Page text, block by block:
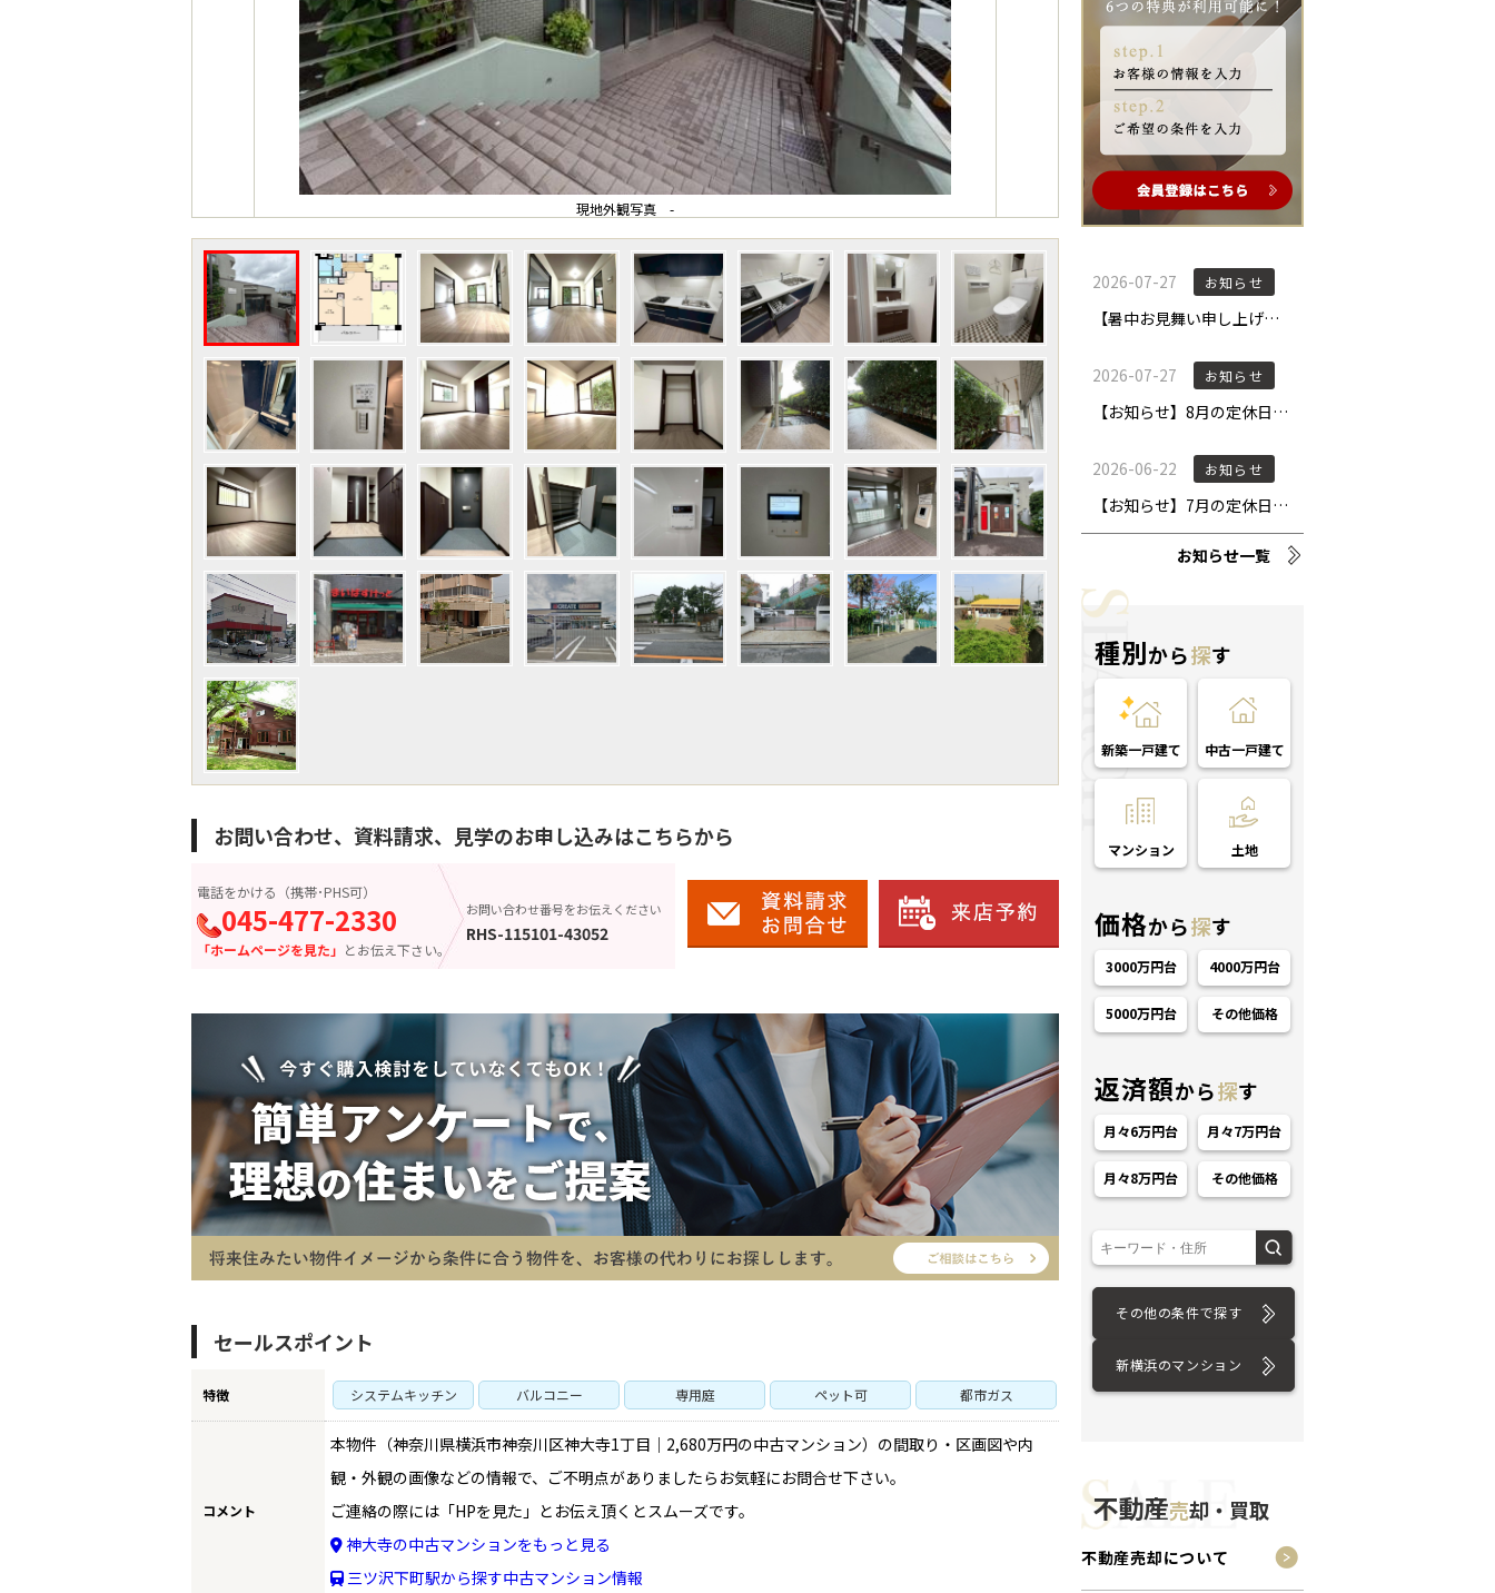
TOP
トップページ
SEARCH
新横浜のマンション
買いたい 売りたい
RENT
借りたい
LEASE BACK
リースバック
INHERITANCE
不動産相続
現地外観写真 -
お問い合わせ、資料請求、見学のお申し込みはこちらから
電話をかける（携帯･PHS可）
045-477-2330
「ホームページを見た」 とお伝え下さい。
お問い合わせ番号をお伝えください
RHS-115101-43052
セールスポイント
特徴 システムキッチン バルコニー 専用庭 ペット可 都市ガス
コメント
本物件（神奈川県横浜市神奈川区神大寺1丁目｜2,680万円の中古マンション）の間取り・区画図や内
観・外観の画像などの情報で、ご不明点がありましたらお気軽にお問合せ下さい。
ご連絡の際には「HPを見た」とお伝え頂くとスムーズです。
神大寺の中古マンションをもっと見る
三ツ沢下町駅から探す中古マンション情報
お知らせ一覧
種別から探す
新築一戸建て 中古一戸建て
マンション 土地
価格から探す
3000万円台 4000万円台
5000万円台 その他価格
返済額から探す
月々6万円台 月々7万円台
月々8万円台 その他価格
その他の条件で探す
新横浜のマンション
不動産売却・買取
不動産売却について